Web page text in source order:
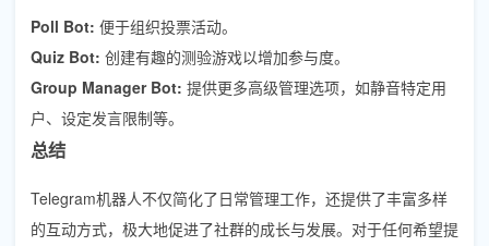
Poll Bot: 便于组织投票活动。
Quiz Bot: 创建有趣的测验游戏以增加参与度。
Group Manager Bot: 提供更多高级管理选项，如静音特定用
户、设定发言限制等。
总结
Telegram机器人不仅简化了日常管理工作，还提供了丰富多样
的互动方式，极大地促进了社群的成长与发展。对于任何希望提